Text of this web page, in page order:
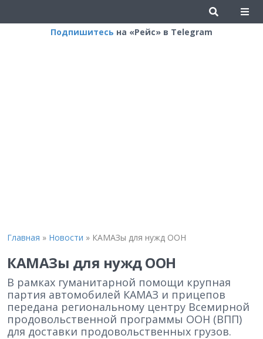
Подпишитесь на «Рейс» в Telegram
Главная » Новости » КАМАЗы для нужд ООН
КАМАЗы для нужд ООН
В рамках гуманитарной помощи крупная
партия автомобилей КАМАЗ и прицепов
передана региональному центру Всемирной
продовольственной программы ООН (ВПП)
для доставки продовольственных грузов.